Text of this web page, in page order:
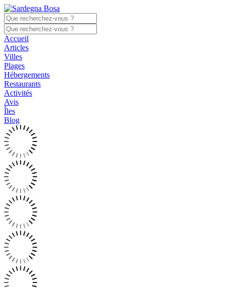
Accueil
Articles
Villes
Plages
Hébergements
Restaurants
Activités
Avis
Îles
Blog